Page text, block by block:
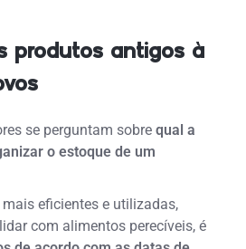
produtos antigos à
se perguntam sobrequal a
o estoque de um
eficientes e utilizadas,
com alimentos perecíveis, é